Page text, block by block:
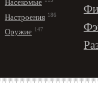
Насекомые
Настроения 186
Оружие 147